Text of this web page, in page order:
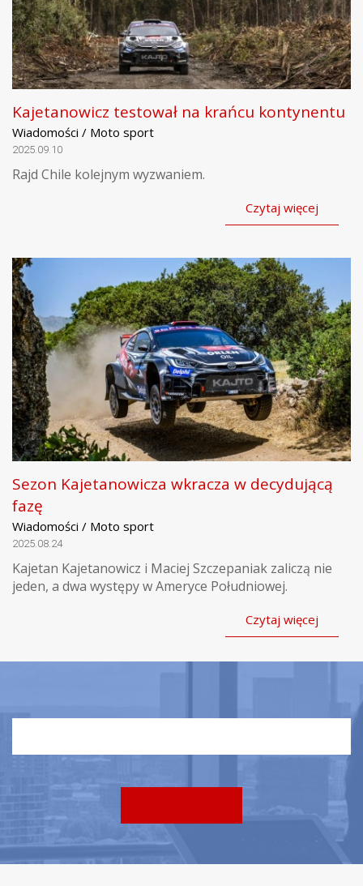
Kajetanowicz testował na krańcu kontynentu
Wiadomości / Moto sport
2025.09.10
Rajd Chile kolejnym wyzwaniem.
Czytaj więcej
Sezon Kajetanowicza wkracza w decydującą
fazę
Wiadomości / Moto sport
2025.08.24
Kajetan Kajetanowicz i Maciej Szczepaniak zaliczą nie
jeden, a dwa występy w Ameryce Południowej.
Czytaj więcej